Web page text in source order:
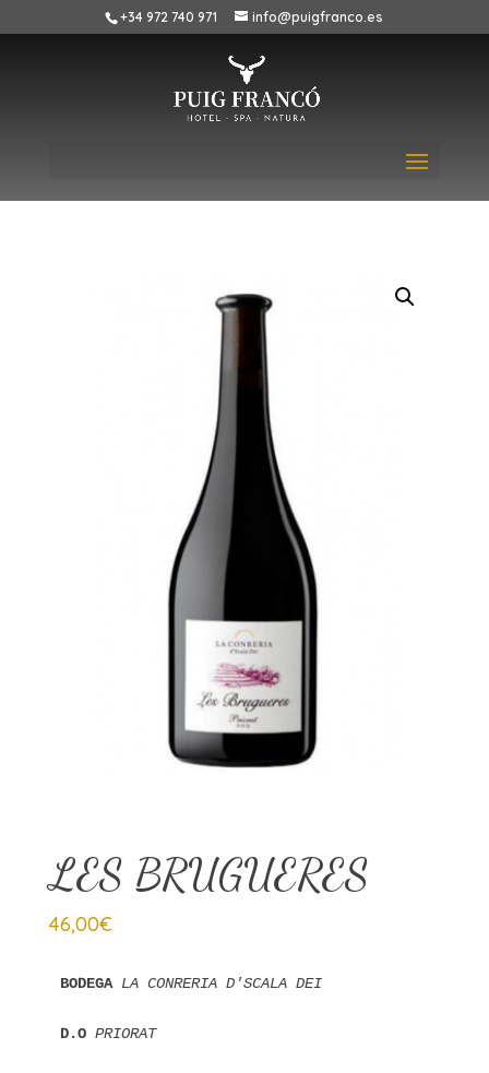
+34 972 740 971 info@puigfranco.es
LES BRUGUERES
46,00€
BODEGA LA CONRERIA D'SCALA DEI
D.O PRIORAT